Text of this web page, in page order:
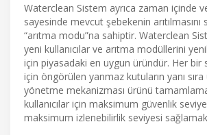
Waterclean Sistem ayrıca zaman içinde
sayesinde mevcut şebekenin arıtılmasını
“arıtma modu”na sahiptir. Waterclean
yeni kullanıcılar ve arıtma modüllerini
için piyasadaki en uygun üründür. Her bir
için öngörülen yanmaz kutuların yanı
yönetme mekanizması ürünü
kullanıcılar için maksimum güvenlik
maksimum izlenebilirlik seviyesi